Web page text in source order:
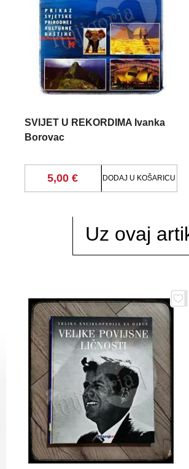
SVIJET U REKORDIMA Ivanka
Borovac
5,00 € DODAJ U KOŠARICU
Uz ovaj